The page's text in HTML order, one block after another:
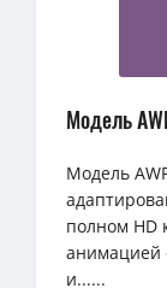
Модель
Модель
полном HD
анимацией
и......